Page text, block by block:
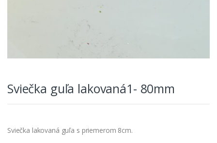
Sviečka guľa lakovaná1- 80mm
Sviečka lakovaná guľa s priemerom 8cm.